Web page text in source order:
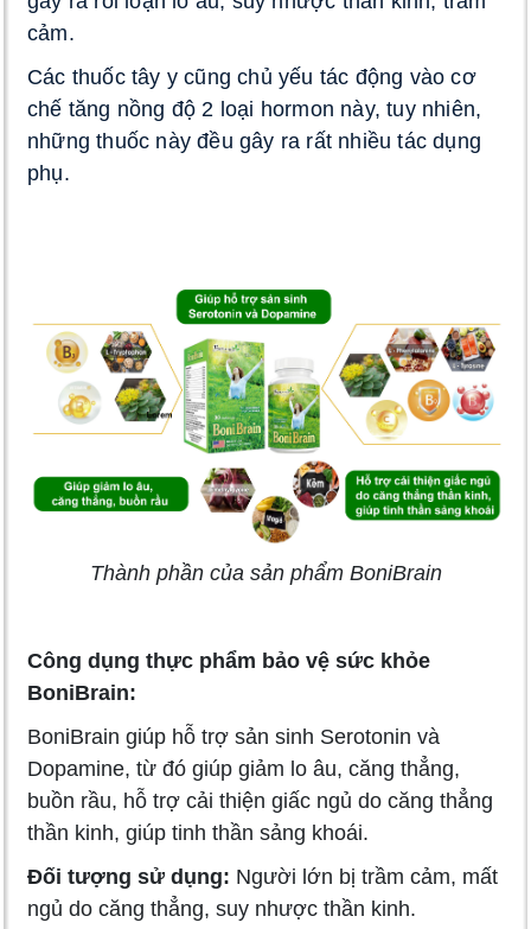
cảm.
Các thuốc tây y cũng chủ yếu tác động vào cơ
chế tăng nồng độ 2 loại hormon này, tuy nhiên,
những thuốc này đều gây ra rất nhiều tác dụng
phụ.
Thành phần của sản phẩm BoniBrain
Công dụng thực phẩm bảo vệ sức khỏe
BoniBrain:
BoniBrain giúp hỗ trợ sản sinh Serotonin và
Dopamine, từ đó giúp giảm lo âu, căng thẳng,
buồn rầu, hỗ trợ cải thiện giấc ngủ do căng thẳng
thần kinh, giúp tinh thần sảng khoái.
Đối tượng sử dụng: Người lớn bị trầm cảm, mất
ngủ do căng thẳng, suy nhược thần kinh.